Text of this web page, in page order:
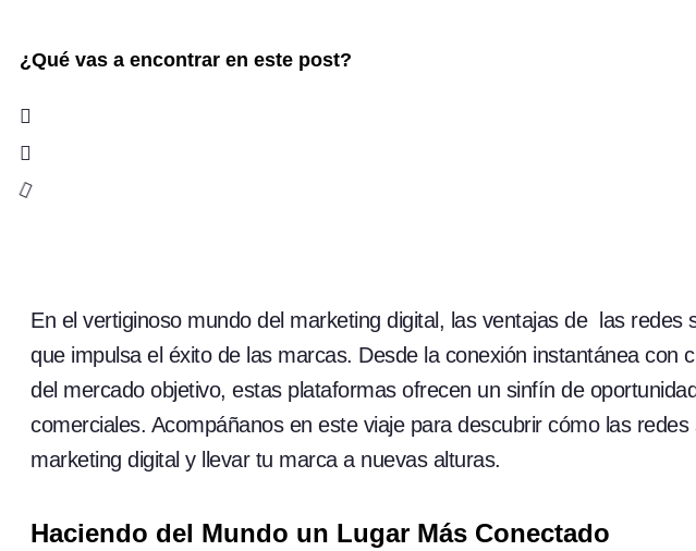
¿Qué vas a encontrar en este post?
En el vertiginoso mundo del marketing digital, las ventajas de las
que impulsa el éxito de las marcas. Desde la conexión instantánea con
del mercado objetivo, estas plataformas ofrecen un sinfín de
comerciales. Acompáñanos en este viaje para descubrir cómo las
marketing digital y llevar tu marca a nuevas alturas.
Haciendo del Mundo un Lugar Más Conectado